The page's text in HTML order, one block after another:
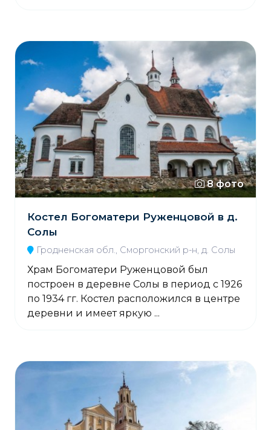
8 фото
Костел Богоматери Руженцовой в д.
Солы
Гродненская обл., Сморгонский р-н, д. Солы
Храм Богоматери Руженцовой был
построен в деревне Солы в период с 1926
по 1934 гг. Костел расположился в центре
деревни и имеет яркую ...